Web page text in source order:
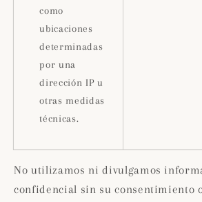
como
ubicaciones
determinadas
por una
dirección IP u
otras medidas
técnicas.
No utilizamos ni divulgamos
confidencial sin su consentimiento